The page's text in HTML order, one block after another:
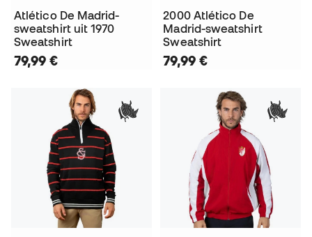
Atlético De Madrid-
sweatshirt uit 1970
Sweatshirt
79,99 €
2000 Atlético De
Madrid-sweatshirt
Sweatshirt
79,99 €